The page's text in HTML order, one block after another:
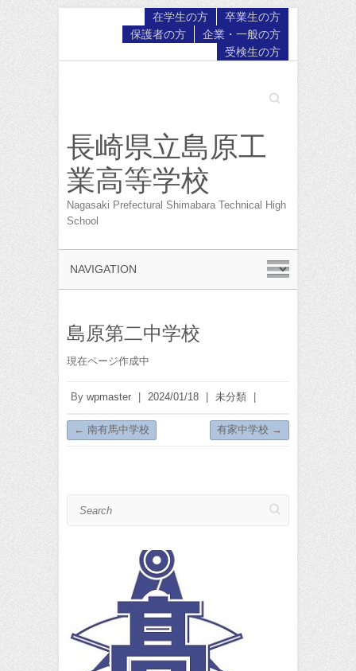
卒業生の方
在学生の方
企業・一般の方
保護者の方
受検生の方
Search
長崎県立島原工
業高等学校
Nagasaki Prefectural Shimabara Technical High
School
島原第二中学校
現在ページ作成中
By wpmaster 2024/01/18 未分類
← 南有馬中学校 有家中学校 →